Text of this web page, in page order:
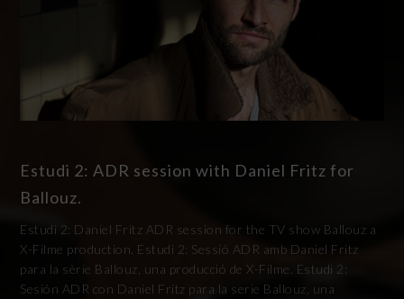
Estudi 2: ADR session with Daniel Fritz for
Ballouz.
Estudi 2: Daniel Fritz ADR session for the TV show Ballouz a
X-Filme production. Estudi 2: Sessió ADR amb Daniel Fritz
para la sèrie Ballouz, una producció de X-Filme. Estudi 2:
Sesión ADR con Daniel Fritz para la serie Ballouz, una